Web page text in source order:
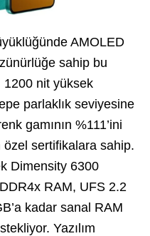
AMOLED
sahip bu
1200 nit yüksek
parlaklık seviyesine
gamının %111’ini
özel sertifikalara sahip.
Dimensity 6300
RAM, UFS 2.2
kadar sanal RAM
Yazılım